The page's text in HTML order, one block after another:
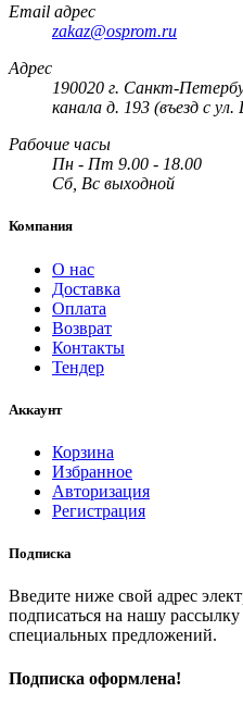
Email адрес
zakaz@osprom.ru
Адрес
190020 г. Санкт-
канала д. 193 (въезд с ул.
Рабочие часы
Пн - Пт 9.00 - 18.00
Сб, Вс выходной
Компания
О нас
Доставка
Оплата
Возврат
Контакты
Тендер
Аккаунт
Корзина
Избранное
Авторизация
Регистрация
Подписка
Введите ниже свой адрес
подписаться на нашу
специальных предложений.
Подписка оформлена!